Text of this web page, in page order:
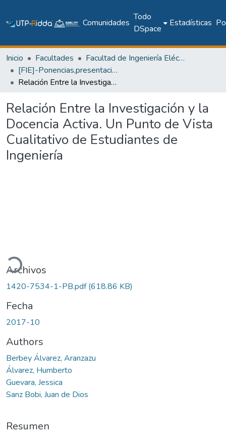
Comunidades
Todo
DSpace
Estadísticas
Inicio Facultades
Facultad de Ingeniería Eléctrica
[FIE]-Ponencias,presentaciones y pósteres
Relación Entre la Investigación y la Docencia Activa. Un Punto de Vista Cualitativo de Estudiantes de Ingeniería
Relación Entre la Investigación y la
Docencia Activa. Un Punto de Vista
Cualitativo de Estudiantes de
Ingeniería
Archivos
1420-7534-1-PB.pdf(618.86 KB)
Fecha
2017-10
Authors
Berbey Álvarez, Aranzazu
Álvarez, Humberto
Guevara, Jessica
Sanz Bobi, Juan de Dios
Resumen